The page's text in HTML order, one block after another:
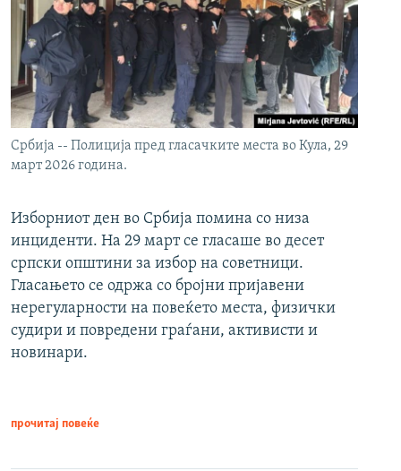
Србија -- Полиција пред гласачките места во Кула, 29
март 2026 година.
Изборниот ден во Србија помина со низа
инциденти. На 29 март се гласаше во десет
српски општини за избор на советници.
Гласањето се одржа со бројни пријавени
нерегуларности на повеќето места, физички
судири и повредени граѓани, активисти и
новинари.
прочитај повеќе